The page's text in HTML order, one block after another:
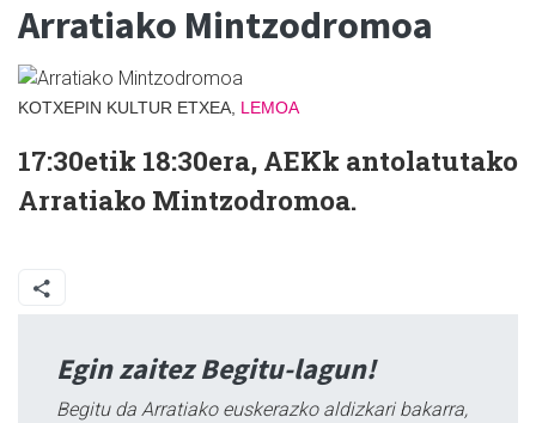
Arratiako Mintzodromoa
KOTXEPIN KULTUR ETXEA, LEMOA
17:30etik 18:30era, AEKk antolatutako
Arratiako Mintzodromoa.
Egin zaitez Begitu-lagun!
Begitu da Arratiako euskerazko aldizkari bakarra,